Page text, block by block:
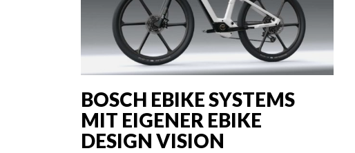
BOSCH EBIKE SYSTEMS
MIT EIGENER EBIKE
DESIGN VISION